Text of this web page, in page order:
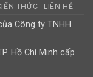
THỨC LIÊN HỆ
Công ty TNHH
Hồ Chí Minh cấp